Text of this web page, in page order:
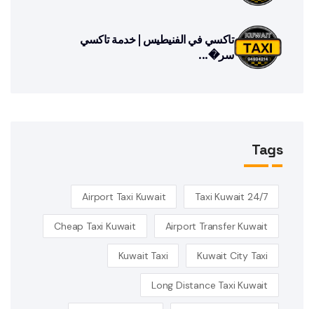
تاكسي في الفنيطيس | خدمة تاكسي
سر�...
Tags
24/7 Taxi Kuwait
Airport Taxi Kuwait
Airport Transfer Kuwait
Cheap Taxi Kuwait
Kuwait City Taxi
Kuwait Taxi
Long Distance Taxi Kuwait